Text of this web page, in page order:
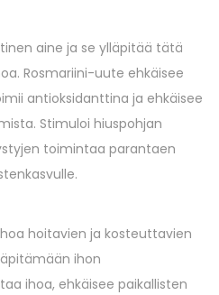
aine ja se ylläpitää tätä
Rosmariini-uute ehkäisee
antioksidanttina ja ehkäisee
Stimuloi hiuspohjan
toimintaa parantaen
hoitavien ja kosteuttavien
ihon
ihoa, ehkäisee paikallisten